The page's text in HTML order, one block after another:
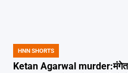
POSTED
IN
HNN SHORTS
Ketan Agarwal